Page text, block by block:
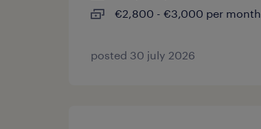
€2,800 - €3,000 per month
posted 30 july 2026